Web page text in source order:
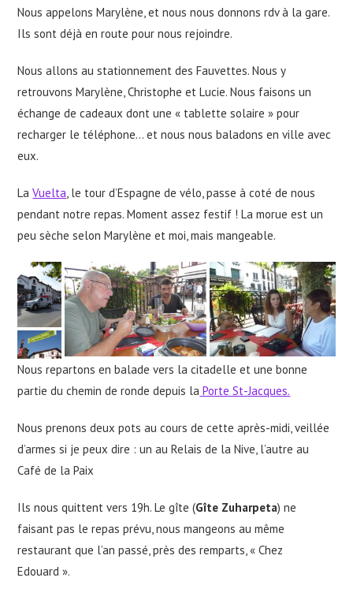
Nous appelons Marylène, et nous nous donnons rdv à la gare.
Ils sont déjà en route pour nous rejoindre.
Nous allons au stationnement des Fauvettes. Nous y
retrouvons Marylène, Christophe et Lucie. Nous faisons un
échange de cadeaux dont une « tablette solaire » pour
recharger le téléphone… et nous nous baladons en ville avec
eux.
LaVuelta, le tour d’Espagne de vélo, passe à coté de nous
pendant notre repas. Moment assez festif ! La morue est un
peu sèche selon Marylène et moi, mais mangeable.
Nous repartons en balade vers la citadelle et une bonne
partie du chemin de ronde depuis la Porte St-Jacques.
Nous prenons deux pots au cours de cette après-midi, veillée
d’armes si je peux dire : un au Relais de la Nive, l’autre au
Café de la Paix
Ils nous quittent vers 19h. Le gîte (Gîte Zuharpeta) ne
faisant pas le repas prévu, nous mangeons au même
restaurant que l’an passé, près des remparts, « Chez
Edouard ».